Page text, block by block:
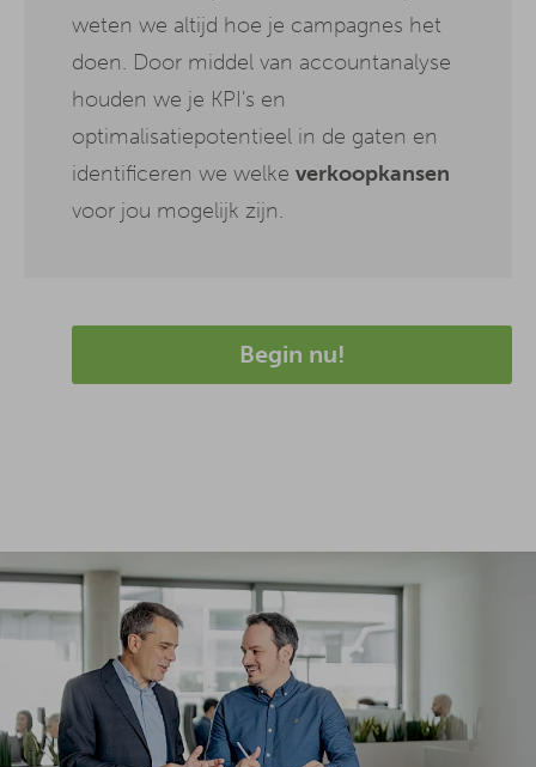
weten we altijd hoe je campagnes het
doen. Door middel van accountanalyse
houden we je KPI's en
optimalisatiepotentieel in de gaten en
identificeren we welke verkoopkansen
voor jou mogelijk zijn.
Begin nu!